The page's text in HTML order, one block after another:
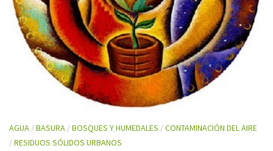
AGUA /BASURA /BOSQUES Y HUMEDALES /CONTAMINACIÓN DEL AIRE
/RESIDUOS SÓLIDOS URBANOS